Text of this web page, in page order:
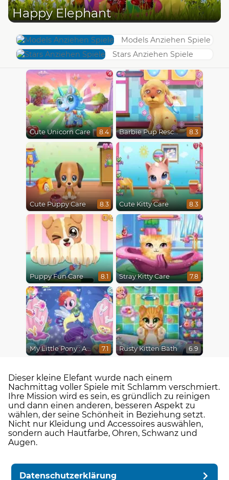
Happy Elephant
Models Anziehen Spiele
Stars Anziehen Spiele
Cute Unicorn Care 8.4 Barbie Pup Rescue 8.3
Cute Puppy Care 8.3 Cute Kitty Care 8.3
Puppy Fun Care 8.1 Stray Kitty Care 7.8
My Little Pony : Adventures in Aquastria 7.1 Rusty Kitten Bath 6.9
Dieser kleine Elefant wurde nach einem
Nachmittag voller Spiele mit Schlamm verschmiert.
Ihre Mission wird es sein, es gründlich zu reinigen
und dann einen anderen, besseren Aspekt zu
wählen, der seine Schönheit in Beziehung setzt.
Nicht nur Kleidung und Accessoires auswählen,
sondern auch Hautfarbe, Ohren, Schwanz und
Augen.
Datenschutzerklärung